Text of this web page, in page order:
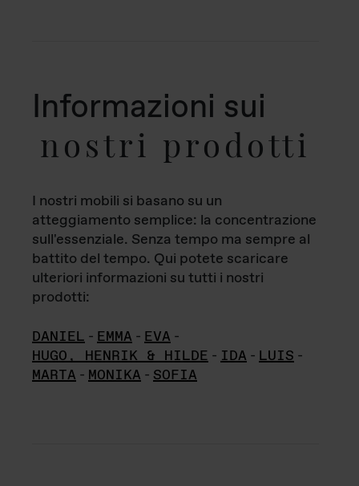
Informazioni sui
nostri prodotti
I nostri mobili si basano su un
atteggiamento semplice: la concentrazione
sull'essenziale. Senza tempo ma sempre al
battito del tempo. Qui potete scaricare
ulteriori informazioni su tutti i nostri
prodotti:
DANIEL - EMMA - EVA -
HUGO, HENRIK & HILDE - IDA - LUIS -
MARTA - MONIKA - SOFIA